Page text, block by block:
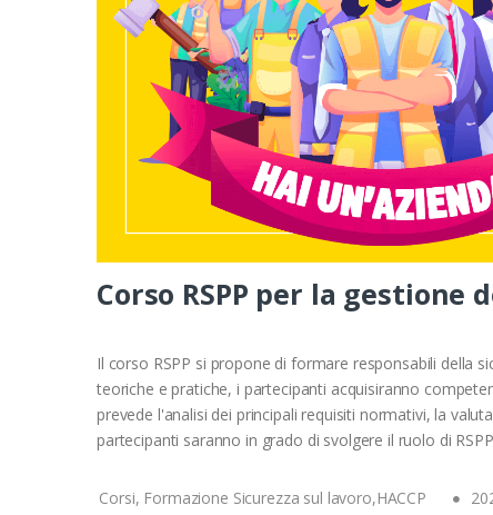
Corso RSPP per la
Il corso RSPP si propone di formare responsabili della
teoriche e pratiche, i partecipanti acquisiranno
prevede l'analisi dei principali requisiti normativi, la
partecipanti saranno in grado di svolgere il ruolo di
Corsi, Formazione Sicurezza sul lavoro,HACCP